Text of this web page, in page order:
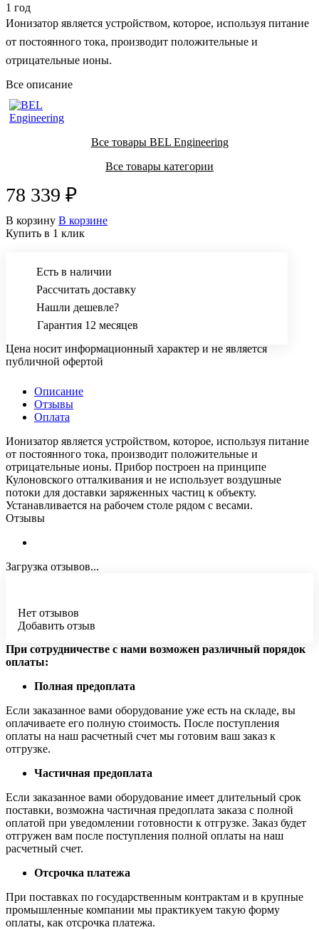
1 год
Ионизатор является устройством, которое, используя питание
от постоянного тока, производит положительные и
отрицательные ионы.
Все описание
Все товары BEL Engineering
Все товары категории
78 339 ₽
В корзину В корзине
Купить в 1 клик
Есть в наличии
Рассчитать доставку
Нашли дешевле?
Гарантия 12 месяцев
Цена носит информационный характер и не является
публичной офертой
Описание
Отзывы
Оплата
Ионизатор является устройством, которое, используя питание
от постоянного тока, производит положительные и
отрицательные ионы. Прибор построен на принципе
Кулоновского отталкивания и не использует воздушные
потоки для доставки заряженных частиц к объекту.
Устанавливается на рабочем столе рядом с весами.
Отзывы
Загрузка отзывов...
Нет отзывов
Добавить отзыв
При сотрудничестве с нами возможен различный порядок
оплаты:
Полная предоплата
Если заказанное вами оборудование уже есть на складе, вы
оплачиваете его полную стоимость. После поступления
оплаты на наш расчетный счет мы готовим ваш заказ к
отгрузке.
Частичная предоплата
Если заказанное вами оборудование имеет длительный срок
поставки, возможна частичная предоплата заказа с полной
оплатой при уведомлении готовности к отгрузке. Заказ будет
отгружен вам после поступления полной оплаты на наш
расчетный счет.
Отсрочка платежа
При поставках по государственным контрактам и в крупные
промышленные компании мы практикуем такую форму
оплаты, как отсрочка платежа.